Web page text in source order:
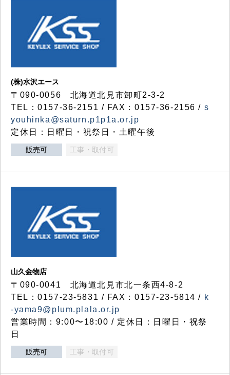
(株)水沢エース
〒090-0056 北海道北見市卸町2-3-2
TEL：0157-36-2151 / FAX：0157-36-2156 / s
youhinka@saturn.p1p1a.or.jp
定休日：日曜日・祝祭日・土曜午後
販売可 工事・取付可
山久金物店
〒090-0041 北海道北見市北一条西4-8-2
TEL：0157-23-5831 / FAX：0157-23-5814 / k
-yama9@plum.plala.or.jp
営業時間：9:00〜18:00 / 定休日：日曜日・祝祭
日
販売可 工事・取付可